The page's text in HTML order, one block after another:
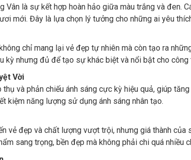
Vân là sự kết hợp hoàn hảo giữa màu trắng và
mới. Đây là lựa chọn lý tưởng cho những ai yêu
chỉ mang lại vẻ đẹp tự nhiên mà còn tạo ra
kỳ nhưng đủ để tạo sự khác biệt và nổi bật cho công
Vời
và phản chiếu ánh sáng cực kỳ hiệu quả, giúp
kiệm năng lượng sử dụng ánh sáng nhân tạo.
vẻ đẹp và chất lượng vượt trội, nhưng giá thành
sang trọng, bền đẹp mà không phải chi quá nhiều